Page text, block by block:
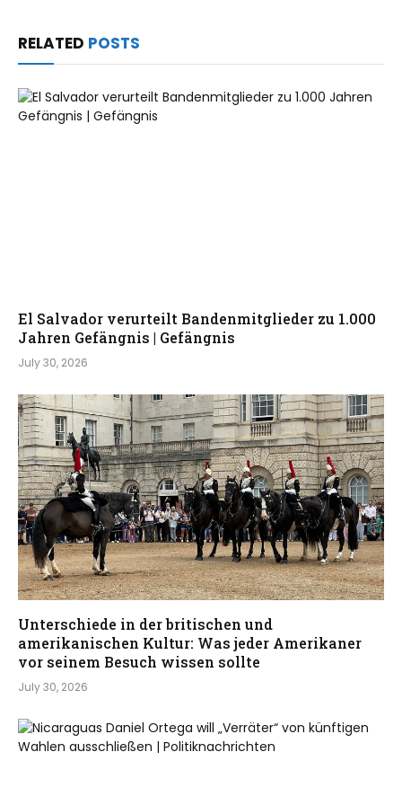
i
2
0
2
RELATED POSTS
El Salvador verurteilt Bandenmitglieder zu 1.000
Jahren Gefängnis | Gefängnis
July 30, 2026
Unterschiede in der britischen und
amerikanischen Kultur: Was jeder Amerikaner
vor seinem Besuch wissen sollte
July 30, 2026